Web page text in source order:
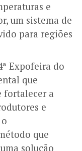
e
um sistema de
para regiões
Expofeira do
que
fortalecer a
e
que
solução